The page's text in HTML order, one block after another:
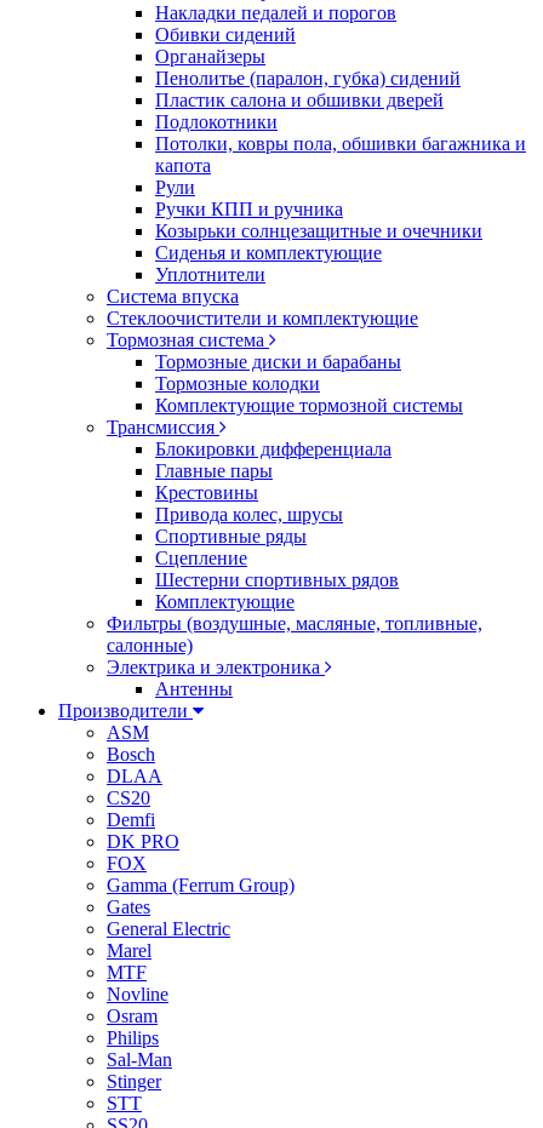
Накладки педалей и порогов
Обивки сидений
Органайзеры
Пенолитье (паралон, губка) сидений
Пластик салона и обшивки дверей
Подлокотники
Потолки, ковры пола, обшивки багажника и
капота
Рули
Ручки КПП и ручника
Козырьки солнцезащитные и очечники
Сиденья и комплектующие
Уплотнители
Система впуска
Стеклоочистители и комплектующие
Тормозная система
Тормозные диски и барабаны
Тормозные колодки
Комплектующие тормозной системы
Трансмиссия
Блокировки дифференциала
Главные пары
Крестовины
Привода колес, шрусы
Спортивные ряды
Сцепление
Шестерни спортивных рядов
Комплектующие
Фильтры (воздушные, масляные, топливные,
салонные)
Электрика и электроника
Антенны
Производители
ASM
Bosch
DLAA
CS20
Demfi
DK PRO
FOX
Gamma (Ferrum Group)
Gates
General Electric
Marel
MTF
Novline
Osram
Philips
Sal-Man
Stinger
STT